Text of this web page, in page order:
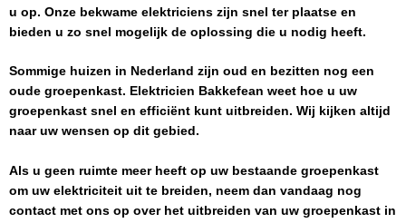
u op. Onze bekwame elektriciens zijn snel ter plaatse en
bieden u zo snel mogelijk de oplossing die u nodig heeft.
Sommige huizen in Nederland zijn oud en bezitten nog een
oude groepenkast. Elektricien Bakkefean weet hoe u uw
groepenkast snel en efficiënt kunt uitbreiden. Wij kijken altijd
naar uw wensen op dit gebied.
Als u geen ruimte meer heeft op uw bestaande groepenkast
om uw elektriciteit uit te breiden, neem dan vandaag nog
contact met ons op over het uitbreiden van uw groepenkast in